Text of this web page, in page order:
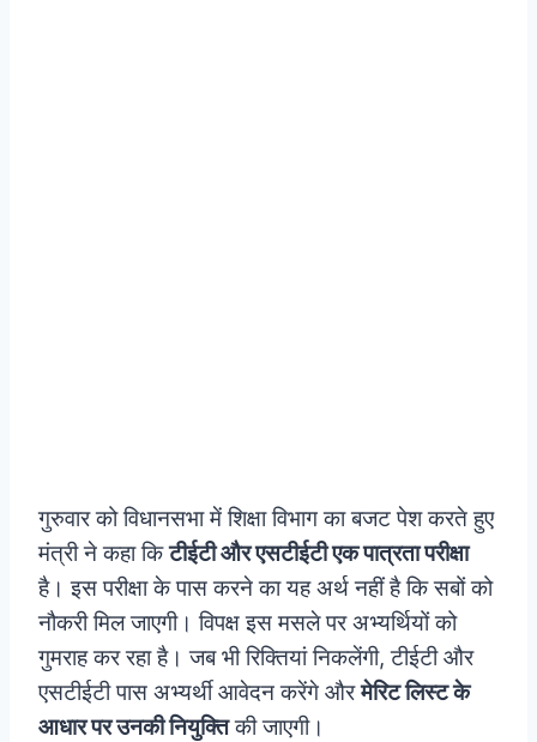
गुरुवार को विधानसभा में शिक्षा विभाग का बजट पेश करते हुए
मंत्री ने कहा किटीईटी और एसटीईटी एक पात्रता परीक्षा
है। इस परीक्षा के पास करने का यह अर्थ नहीं है कि सबों को
नौकरी मिल जाएगी। विपक्ष इस मसले पर अभ्यर्थियों को
गुमराह कर रहा है। जब भी रिक्तियां निकलेंगी, टीईटी और
एसटीईटी पास अभ्यर्थी आवेदन करेंगे औरमेरिट लिस्ट के
आधार पर उनकी नियुक्तिकी जाएगी।